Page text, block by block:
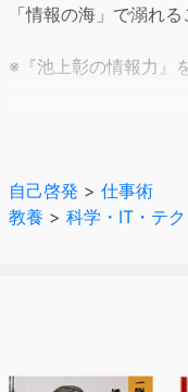
「情報の海」で溺れ
※『池上彰の情報力』
●第2章 私の取材・イ
●第3章 私の情報整理
した。
自己啓発 > 仕事術
教養 > 科学・IT・テ